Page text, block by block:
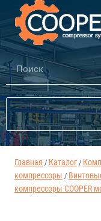
Главная / Каталог /
компрессоры /
компрессоры COOPER